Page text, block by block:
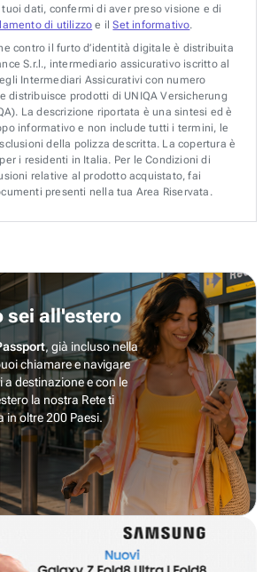
dati, confermi di aver preso visione e di
di utilizzo e ilSet informativo.
contro il furto d’identità digitale è distribuita
S.r.l., intermediario assicurativo iscritto al
Intermediari Assicurativi con numero
distribuisce prodotti di UNIQA Versicherung
La descrizione riportata è una sintesi ed è
informativo e non include tutti i termini, le
della polizza descritta. La copertura è
i residenti in Italia. Per le Condizioni di
relative al prodotto acquistato, fai
presenti nella tua Area Riservata.
sei all'estero
, già incluso nella
chiamare e navigare
a destinazione e con le
la nostra Rete ti
in oltre 200 Paesi.